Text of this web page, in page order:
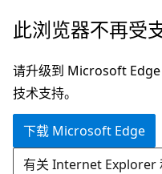
跳
主
要
内
此浏览器不再受
请升级到 Microsoft
技术支持。
下载 Microsoft Edge
有关 Internet Explorer